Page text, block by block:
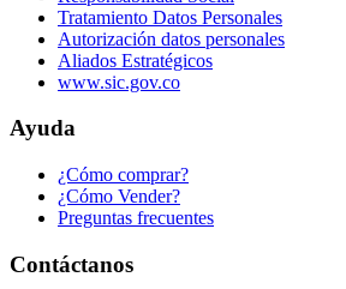
Tratamiento Datos Personales
Autorización datos personales
Aliados Estratégicos
www.sic.gov.co
Ayuda
¿Cómo comprar?
¿Cómo Vender?
Preguntas frecuentes
Contáctanos